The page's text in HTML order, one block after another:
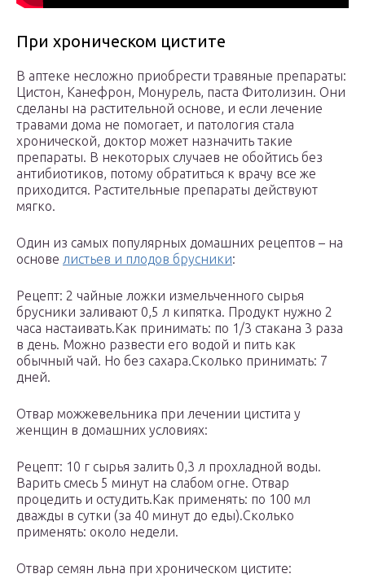
При хроническом цистите
В аптеке несложно приобрести травяные препараты:
Цистон, Канефрон, Монурель, паста Фитолизин. Они
сделаны на растительной основе, и если лечение
травами дома не помогает, и патология стала
хронической, доктор может назначить такие
препараты. В некоторых случаев не обойтись без
антибиотиков, потому обратиться к врачу все же
приходится. Растительные препараты действуют
мягко.
Один из самых популярных домашних рецептов – на
основе листьев и плодов брусники:
Рецепт: 2 чайные ложки измельченного сырья
брусники заливают 0,5 л кипятка. Продукт нужно 2
часа настаивать.Как принимать: по 1/3 стакана 3 раза
в день. Можно развести его водой и пить как
обычный чай. Но без сахара.Сколько принимать: 7
дней.
Отвар можжевельника при лечении цистита у
женщин в домашних условиях:
Рецепт: 10 г сырья залить 0,3 л прохладной воды.
Варить смесь 5 минут на слабом огне. Отвар
процедить и остудить.Как применять: по 100 мл
дважды в сутки (за 40 минут до еды).Сколько
применять: около недели.
Отвар семян льна при хроническом цистите: